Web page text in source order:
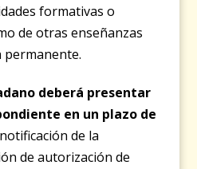
formativas o
de otras enseñanzas
deberá presentar
en un plazo de
de la
de autorización de